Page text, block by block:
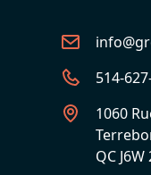
514-
1060
QC